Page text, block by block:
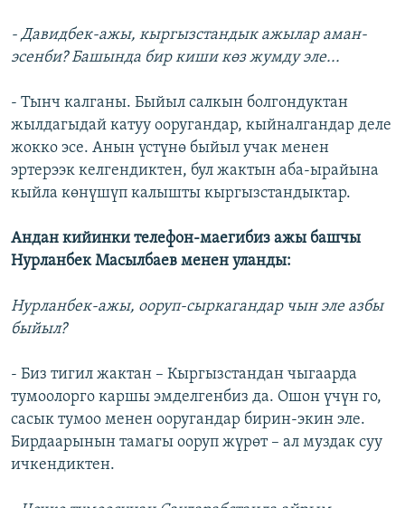
- Давидбек-ажы, кыргызстандык ажылар аман-
эсенби? Башында бир киши көз жумду эле...
- Тынч калганы. Быйыл салкын болгондуктан
жылдагыдай катуу ооругандар, кыйналгандар деле
жокко эсе. Анын үстүнө быйыл учак менен
эртерээк келгендиктен, бул жактын аба-ырайына
кыйла көнүшүп калышты кыргызстандыктар.
Андан кийинки телефон-маегибиз ажы башчы
Нурланбек Масылбаев менен уланды:
Нурланбек-ажы, ооруп-сыркагандар чын эле азбы
быйыл?
- Биз тигил жактан – Кыргызстандан чыгаарда
тумоолорго каршы эмделгенбиз да. Ошон үчүн го,
сасык тумоо менен ооругандар бирин-экин эле.
Бирдаарынын тамагы ооруп жүрөт – ал муздак суу
ичкендиктен.